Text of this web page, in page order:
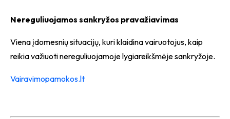
Nereguliuojamos sankryžos pravažiavimas
Viena įdomesnių situacijų, kuri klaidina vairuotojus, kaip
reikia važiuoti nereguliuojamoje lygiareikšmėje sankryžoje.
Vairavimopamokos.lt